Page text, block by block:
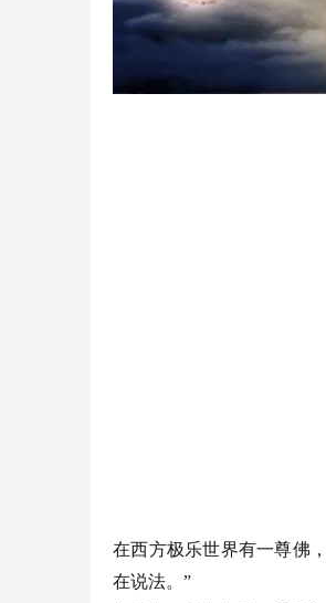
在西方极乐世界有一尊佛
在说法。”